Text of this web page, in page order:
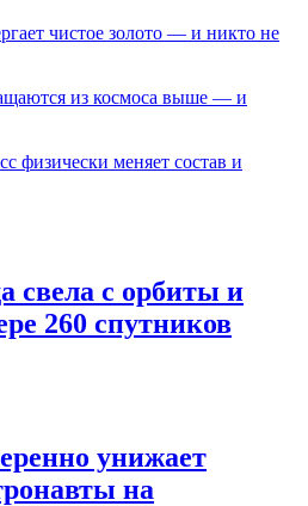
чистое золото — и никто не
из космоса выше — и
физически меняет состав и
свела с орбиты и
260 спутников
унижает
на